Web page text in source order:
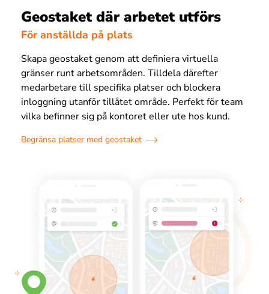
Geostaket där arbetet utförs
För anställda på plats
Skapa geostaket genom att definiera virtuella
gränser runt arbetsområden. Tilldela därefter
medarbetare till specifika platser och blockera
inloggning utanför tillåtet område. Perfekt för team
vilka befinner sig på kontoret eller ute hos kund.
Begränsa platser med geostaket